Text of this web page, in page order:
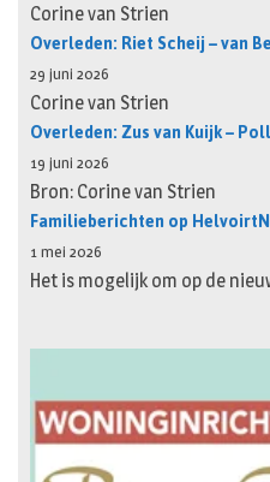
Corine van Strien
Overleden: Riet Scheij – van
29 juni 2026
Corine van Strien
Overleden: Zus van Kuijk –
19 juni 2026
Bron: Corine van Strien
Familieberichten op
1 mei 2026
Het is mogelijk om op de